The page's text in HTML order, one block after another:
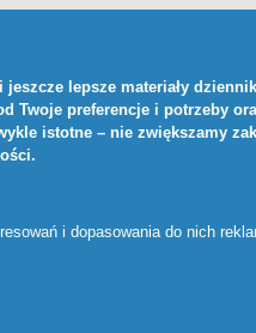
lepsze materiały
Twoje preferencje i potrzeby
istotne – nie zwiększamy
.
i dopasowania do nich